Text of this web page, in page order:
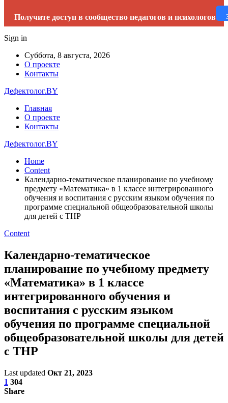
Получите доступ в сообщество педагогов и психологов
Sign in
Суббота, 8 августа, 2026
О проекте
Контакты
Дефектолог.BY
Главная
О проекте
Контакты
Дефектолог.BY
Home
Content
Календарно-тематическое планирование по учебному
предмету «Математика» в 1 классе интегрированного
обучения и воспитания с русским языком обучения по
программе специальной общеобразовательной школы
для детей с ТНР
Content
Календарно-тематическое
планирование по учебному предмету
«Математика» в 1 классе
интегрированного обучения и
воспитания с русским языком
обучения по программе специальной
общеобразовательной школы для детей
с ТНР
Last updated Окт 21, 2023
1 304
Share